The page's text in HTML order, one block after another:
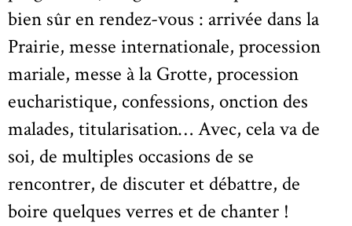
bien sûr en rendez-vous : arrivée dans la
Prairie, messe internationale, procession
mariale, messe à la Grotte, procession
eucharistique, confessions, onction des
malades, titularisation… Avec, cela va de
soi, de multiples occasions de se
rencontrer, de discuter et débattre, de
boire quelques verres et de chanter !